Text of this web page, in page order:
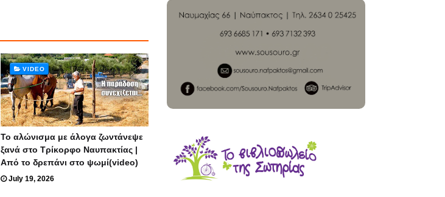
VIDEO
Το αλώνισμα με άλογα ζωντάνεψε
ξανά στο Τρίκορφο Ναυπακτίας |
Από το δρεπάνι στο ψωμί(video)
July 19, 2026